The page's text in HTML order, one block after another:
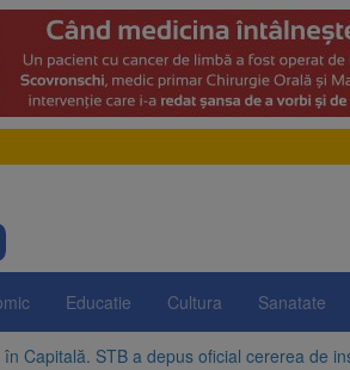
Educatie Cultura Sanatate
în Capitală. STB a depus oficial cererea de